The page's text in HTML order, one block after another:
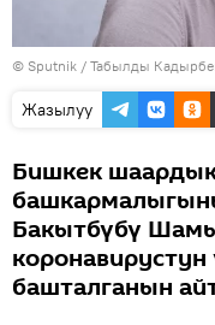
© Sputnik / Табылды
Жазылуу
Бишкек
Бакытбүбү
башталганын